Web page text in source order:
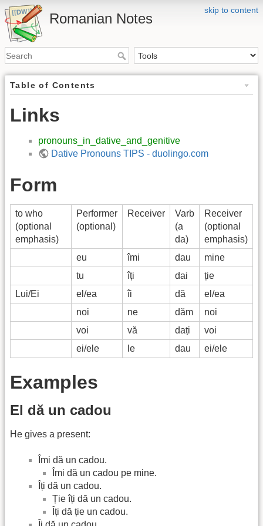
skip to content
Romanian Notes
Table of Contents
Links
pronouns_in_dative_and_genitive
Dative Pronouns TIPS - duolingo.com
Form
to who
(optional
emphasis)
Performer
(optional)
Receiver
Varb
(a
da)
Receiver
(optional
emphasis)
eu
îmi dau
mine
tu
îți dai
ție
Lui/Ei
el/ea îi dă
el/ea
noi
ne dăm
noi
voi
vă dați
voi
ei/ele
le dau ei/ele
Examples
El dă un cadou
He gives a present:
Îmi dă un cadou.
Îmi dă un cadou pe mine.
Îți dă un cadou.
Ție îți dă un cadou.
Îți dă ție un cadou.